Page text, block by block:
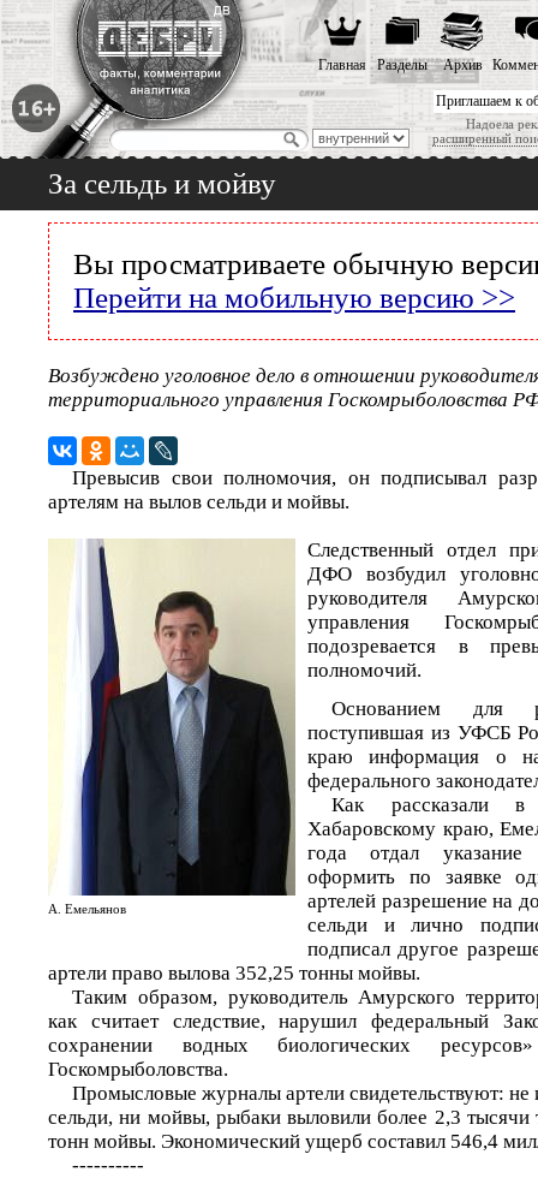
Приглашаем к
Надоела
расширенный
Главная Разделы Архив
За сельдь и мойву
Вы просматриваете обычную
Перейти на мобильную версию >>
Возбуждено уголовное дело в отношении
территориального управления Госкомрыболовства
Превысив свои полномочия, он подписывал
артелям на вылов сельди и мойвы.
А. Емельянов
Следственный отдел
ДФО возбудил
руководителя
управления
подозревается в
полномочий.
Основанием для
поступившая из УФСБ
краю информация о
федерального
Как рассказали
Хабаровскому краю,
года отдал
оформить по заявке
артелей разрешение на
сельди и лично
подписал другое
артели право вылова 352,25 тонны мойвы.
Таким образом, руководитель Амурского
как считает следствие, нарушил федеральный
сохранении водных биологических
Госкомрыболовства.
Промысловые журналы артели свидетельствуют: не
сельди, ни мойвы, рыбаки выловили более 2,3 тысячи
тонн мойвы. Экономический ущерб составил 546,4
----------